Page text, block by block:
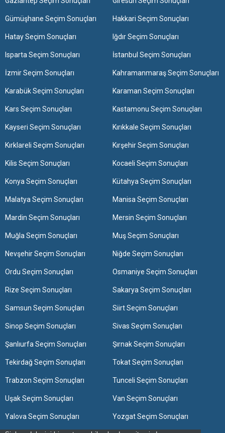
Gümüşhane Seçim Sonuçları Hakkari Seçim Sonuçları
Hatay Seçim Sonuçları Iğdır Seçim Sonuçları
Isparta Seçim Sonuçları İstanbul Seçim Sonuçları
İzmir Seçim Sonuçları Kahramanmaraş Seçim Sonuçları
Karabük Seçim Sonuçları Karaman Seçim Sonuçları
Kars Seçim Sonuçları Kastamonu Seçim Sonuçları
Kayseri Seçim Sonuçları Kırıkkale Seçim Sonuçları
Kırklareli Seçim Sonuçları Kırşehir Seçim Sonuçları
Kilis Seçim Sonuçları Kocaeli Seçim Sonuçları
Konya Seçim Sonuçları Kütahya Seçim Sonuçları
Malatya Seçim Sonuçları Manisa Seçim Sonuçları
Mardin Seçim Sonuçları Mersin Seçim Sonuçları
Muğla Seçim Sonuçları Muş Seçim Sonuçları
Nevşehir Seçim Sonuçları Niğde Seçim Sonuçları
Ordu Seçim Sonuçları Osmaniye Seçim Sonuçları
Rize Seçim Sonuçları Sakarya Seçim Sonuçları
Samsun Seçim Sonuçları Siirt Seçim Sonuçları
Sinop Seçim Sonuçları Sivas Seçim Sonuçları
Şanlıurfa Seçim Sonuçları Şırnak Seçim Sonuçları
Tekirdağ Seçim Sonuçları Tokat Seçim Sonuçları
Trabzon Seçim Sonuçları Tunceli Seçim Sonuçları
Uşak Seçim Sonuçları Van Seçim Sonuçları
Yalova Seçim Sonuçları Yozgat Seçim Sonuçları